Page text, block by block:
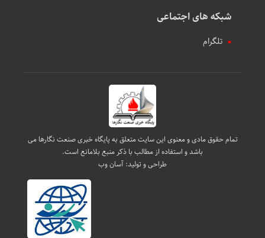
شبکه های اجتماعی
تلگرام
تمام حقوق مادی و معنوی این سایت متعلق به پایگاه خبری صنعت نگارها می
باشد و استفاده از مطالب با ذکر منبع بلامانع است.
طراحی و تولید:آسان وب